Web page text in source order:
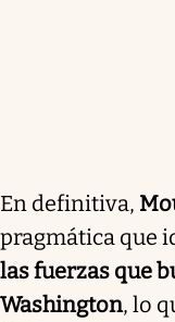
En definitiva,
pragmática que
las fuerzas que
Washington, lo